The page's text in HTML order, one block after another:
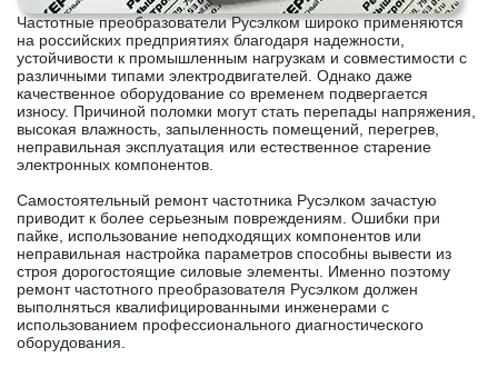
Частотные преобразователи Русэлком широко применяются
на российских предприятиях благодаря надежности,
устойчивости к промышленным нагрузкам и совместимости с
различными типами электродвигателей. Однако даже
качественное оборудование со временем подвергается
износу. Причиной поломки могут стать перепады напряжения,
высокая влажность, запыленность помещений, перегрев,
неправильная эксплуатация или естественное старение
электронных компонентов.
Самостоятельный ремонт частотника Русэлком зачастую
приводит к более серьезным повреждениям. Ошибки при
пайке, использование неподходящих компонентов или
неправильная настройка параметров способны вывести из
строя дорогостоящие силовые элементы. Именно поэтому
ремонт частотного преобразователя Русэлком должен
выполняться квалифицированными инженерами с
использованием профессионального диагностического
оборудования.